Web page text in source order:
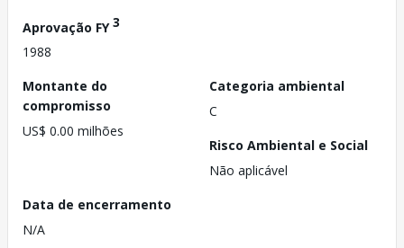
Aprovação FY3
1988
Montante do
compromisso
US$ 0.00 milhões
Categoria ambiental
C
Risco Ambiental e Social
Não aplicável
Data de encerramento
N/A